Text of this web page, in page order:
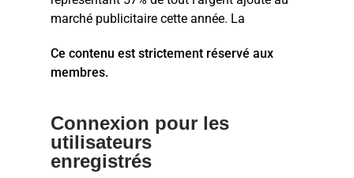
marché publicitaire cette année. La
Ce contenu est strictement réservé aux
membres.
Connexion pour les
utilisateurs
enregistrés